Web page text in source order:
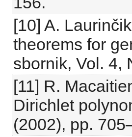
[10] A.
theorems for
sbornik, Vol. 4,
[11] R.
Dirichlet
(2002), pp.